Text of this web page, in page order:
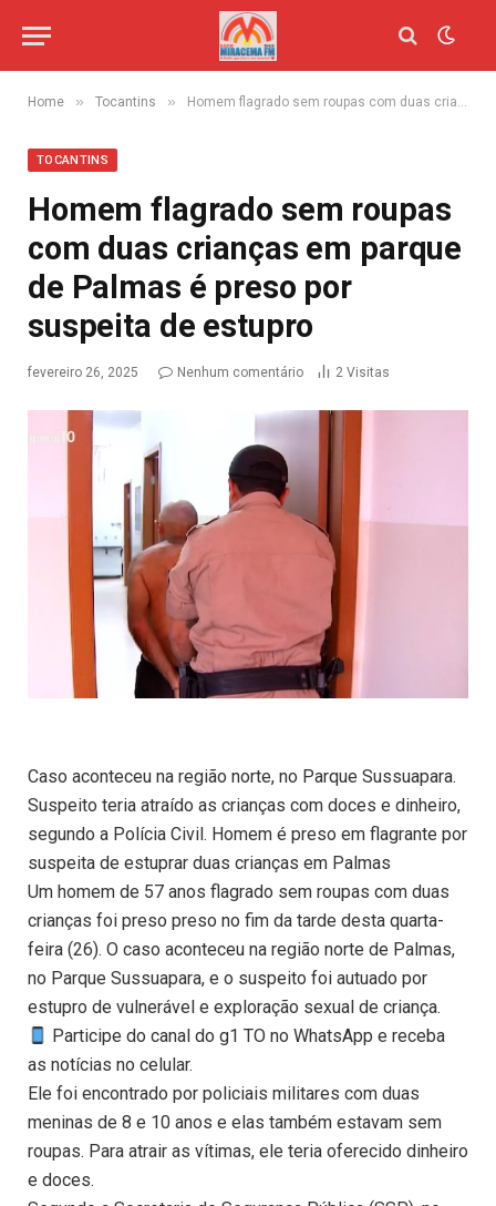
Home » Tocantins » Homem flagrado sem roupas com duas crianças em parque de Palmas é preso por suspeita de estupro
TOCANTINS
Homem flagrado sem roupas
com duas crianças em parque
de Palmas é preso por
suspeita de estupro
fevereiro 26, 2025 Nenhum comentário 2 Visitas
Caso aconteceu na região norte, no Parque Sussuapara.
Suspeito teria atraído as crianças com doces e dinheiro,
segundo a Polícia Civil. Homem é preso em flagrante por
suspeita de estuprar duas crianças em Palmas
Um homem de 57 anos flagrado sem roupas com duas
crianças foi preso preso no fim da tarde desta quarta-
feira (26). O caso aconteceu na região norte de Palmas,
no Parque Sussuapara, e o suspeito foi autuado por
estupro de vulnerável e exploração sexual de criança.
Participe do canal do g1 TO no WhatsApp e receba
as notícias no celular.
Ele foi encontrado por policiais militares com duas
meninas de 8 e 10 anos e elas também estavam sem
roupas. Para atrair as vítimas, ele teria oferecido dinheiro
e doces.